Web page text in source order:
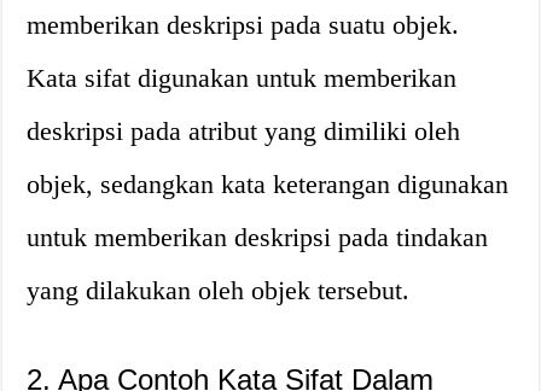
memberikan deskripsi pada suatu objek.
Kata sifat digunakan untuk memberikan
deskripsi pada atribut yang dimiliki oleh
objek, sedangkan kata keterangan digunakan
untuk memberikan deskripsi pada tindakan
yang dilakukan oleh objek tersebut.
2. Apa Contoh Kata Sifat Dalam